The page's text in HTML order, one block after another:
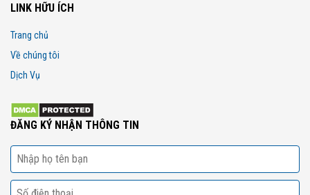
LINK HỮU ÍCH
Trang chủ
Về chúng tôi
Dịch Vụ
ĐĂNG KÝ NHẬN THÔNG TIN